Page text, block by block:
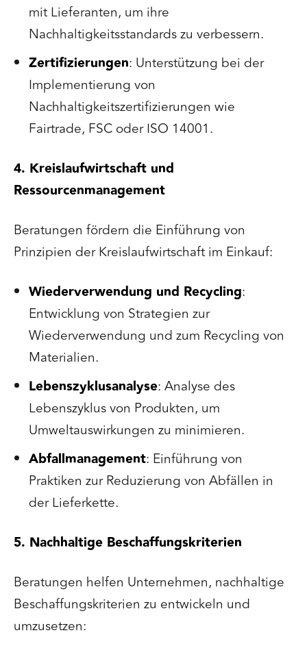
mit Lieferanten, um ihre
Nachhaltigkeitsstandards zu verbessern.
Zertifizierungen: Unterstützung bei der
Implementierung von
Nachhaltigkeitszertifizierungen wie
Fairtrade, FSC oder ISO 14001.
4. Kreislaufwirtschaft und
Ressourcenmanagement
Beratungen fördern die Einführung von
Prinzipien der Kreislaufwirtschaft im Einkauf:
Wiederverwendung und Recycling:
Entwicklung von Strategien zur
Wiederverwendung und zum Recycling von
Materialien.
Lebenszyklusanalyse: Analyse des
Lebenszyklus von Produkten, um
Umweltauswirkungen zu minimieren.
Abfallmanagement: Einführung von
Praktiken zur Reduzierung von Abfällen in
der Lieferkette.
5. Nachhaltige Beschaffungskriterien
Beratungen helfen Unternehmen, nachhaltige
Beschaffungskriterien zu entwickeln und
umzusetzen: